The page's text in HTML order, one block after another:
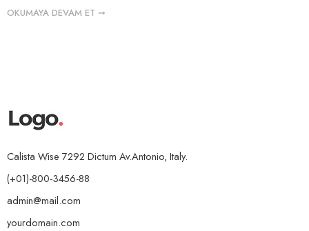
OKUMAYA DEVAM ET ➞
Calista Wise 7292 Dictum Av.Antonio, Italy.
(+01)-800-3456-88
admin@mail.com
yourdomain.com